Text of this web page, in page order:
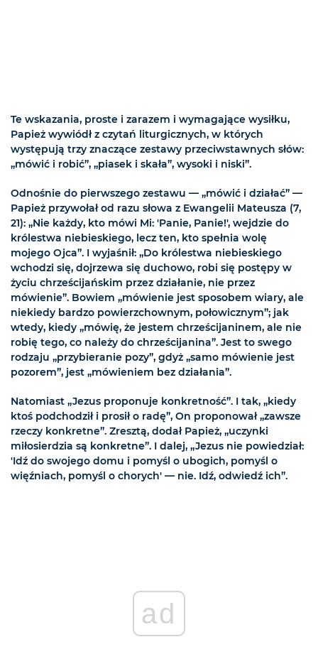
Te wskazania, proste i zarazem i wymagające wysiłku,
Papież wywiódł z czytań liturgicznych, w których
występują trzy znaczące zestawy przeciwstawnych słów:
„mówić i robić”, „piasek i skała”, wysoki i niski”.
Odnośnie do pierwszego zestawu — „mówić i działać” —
Papież przywołał od razu słowa z Ewangelii Mateusza (7,
21): „Nie każdy, kto mówi Mi: 'Panie, Panie!', wejdzie do
królestwa niebieskiego, lecz ten, kto spełnia wolę
mojego Ojca”. I wyjaśnił: „Do królestwa niebieskiego
wchodzi się, dojrzewa się duchowo, robi się postępy w
życiu chrześcijańskim przez działanie, nie przez
mówienie”. Bowiem „mówienie jest sposobem wiary, ale
niekiedy bardzo powierzchownym, połowicznym”; jak
wtedy, kiedy „mówię, że jestem chrześcijaninem, ale nie
robię tego, co należy do chrześcijanina”. Jest to swego
rodzaju „przybieranie pozy”, gdyż „samo mówienie jest
pozorem”, jest „mówieniem bez działania”.
Natomiast „Jezus proponuje konkretność”. I tak, „kiedy
ktoś podchodził i prosił o radę”, On proponował „zawsze
rzeczy konkretne”. Zresztą, dodał Papież, „uczynki
miłosierdzia są konkretne”. I dalej, „Jezus nie powiedział:
'Idź do swojego domu i pomyśl o ubogich, pomyśl o
więźniach, pomyśl o chorych' — nie. Idź, odwiedź ich”.
ad